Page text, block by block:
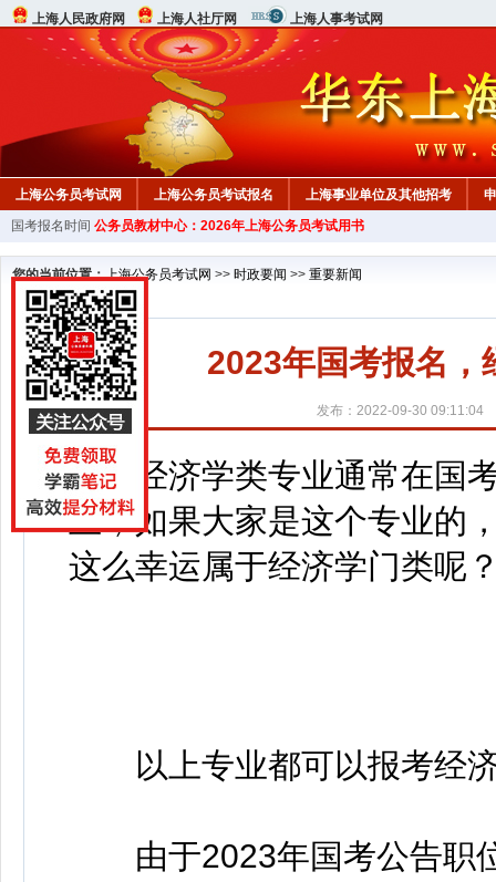
上海人民政府网 上海人社厅网 上海人事考试网
上海公务员考试网 上海公务员考试报名 上海事业单位及其他招考
教材中心
国考报名时间 公务员教材中心：2026年上海公务员考试用书
您的当前位置：上海公务员考试网 >> 时政要闻 >> 重要新闻
2023年国考报名，
发布：2022-09-30 09:11:04
经济学类专业通常在国考
业，如果大家是这个专业的
这么幸运属于经济学门类呢
以上专业都可以报考经
由于2023年国考公告职